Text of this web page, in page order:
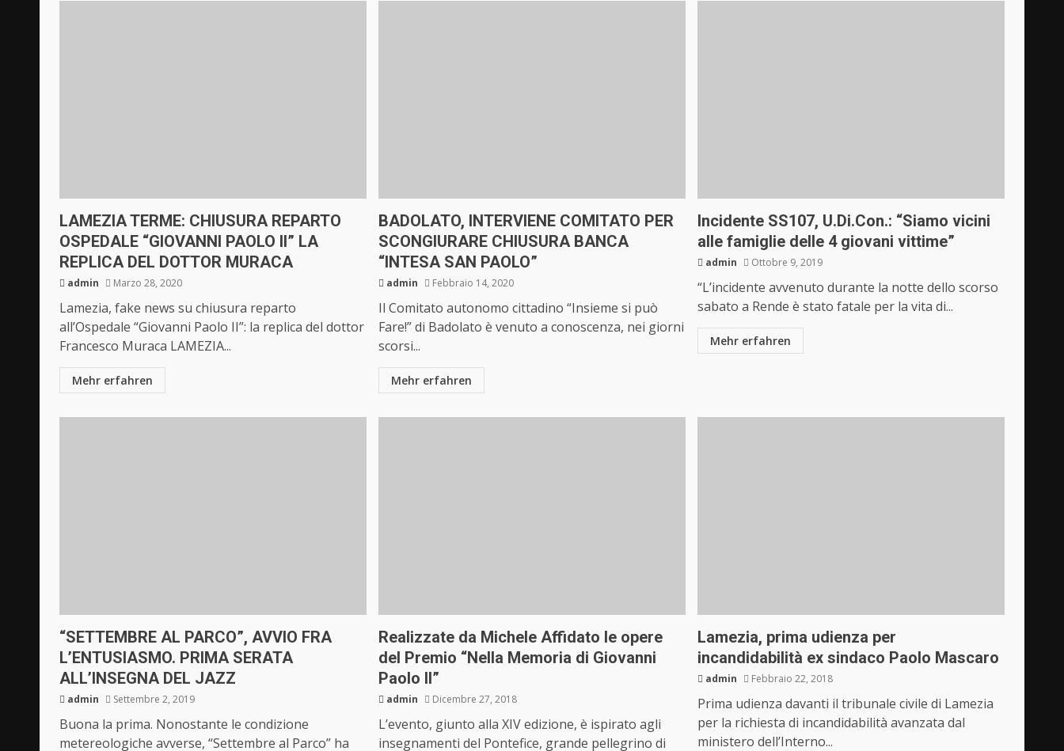
LAMEZIA TERME: CHIUSURA REPARTO
OSPEDALE “GIOVANNI PAOLO II” LA
REPLICA DEL DOTTOR MURACA
admin Marzo 28, 2020
Lamezia, fake news su chiusura reparto
all’Ospedale “Giovanni Paolo II”: la replica del dottor
Francesco Muraca LAMEZIA...
Mehr erfahren
BADOLATO, INTERVIENE COMITATO PER
SCONGIURARE CHIUSURA BANCA
“INTESA SAN PAOLO”
admin Febbraio 14, 2020
Il Comitato autonomo cittadino “Insieme si può
Fare!” di Badolato è venuto a conoscenza, nei giorni
scorsi...
Mehr erfahren
Incidente SS107, U.Di.Con.: “Siamo vicini
alle famiglie delle 4 giovani vittime”
admin Ottobre 9, 2019
“L’incidente avvenuto durante la notte dello scorso
sabato a Rende è stato fatale per la vita di...
Mehr erfahren
“SETTEMBRE AL PARCO”, AVVIO FRA
L’ENTUSIASMO. PRIMA SERATA
ALL’INSEGNA DEL JAZZ
admin Settembre 2, 2019
Buona la prima. Nonostante le condizione
metereologiche avverse, “Settembre al Parco” ha
Realizzate da Michele Affidato le opere
del Premio “Nella Memoria di Giovanni
Paolo II”
admin Dicembre 27, 2018
L’evento, giunto alla XIV edizione, è ispirato agli
insegnamenti del Pontefice, grande pellegrino di
Lamezia, prima udienza per
incandidabilità ex sindaco Paolo Mascaro
admin Febbraio 22, 2018
Prima udienza davanti il tribunale civile di Lamezia
per la richiesta di incandidabilità avanzata dal
ministero dell’Interno...